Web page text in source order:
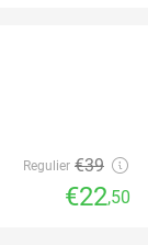
Regulier €39
€22,50